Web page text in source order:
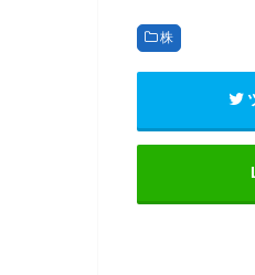
関連が高騰
株